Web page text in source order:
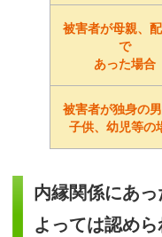
被害者が母親、
で
あった場合
被害者が独身の男
子供、幼児等の
内縁関係にあ
よっては認め